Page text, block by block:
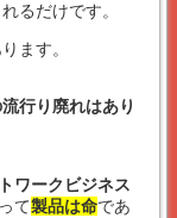
るだけです。
ます。
行り廃れはあり
ワークビジネス
て製品は命であ